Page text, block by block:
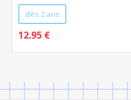
dès 2 ans
12.95 €